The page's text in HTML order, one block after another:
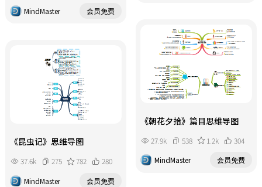
MindMaster
会员免费
《朝花夕拾》篇目思维导图
27.9k 538 1.2k
304
MindMaster
会员免费
《昆虫记》思维导图
37.6k 275 782
280
MindMaster
会员免费